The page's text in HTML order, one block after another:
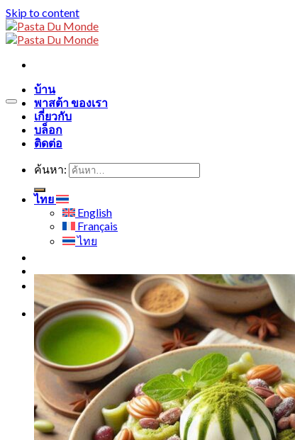
Skip to content
บ้าน
พาสต้า ของเรา
เกี่ยวกับ
บล็อก
ติดต่อ
ค้นหา:
ไทย
English
Français
ไทย
0 ฿